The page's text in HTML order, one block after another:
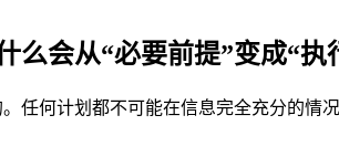
么会从“必要前提”变成“执
任何计划都不可能在信息完全充分的情